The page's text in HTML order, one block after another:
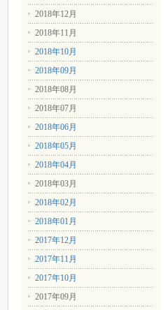
2018年12月
2018年11月
2018年10月
2018年09月
2018年08月
2018年07月
2018年06月
2018年05月
2018年04月
2018年03月
2018年02月
2018年01月
2017年12月
2017年11月
2017年10月
2017年09月